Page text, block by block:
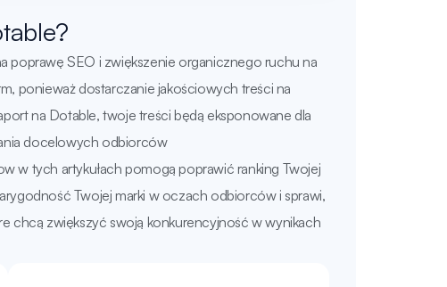
poprawę SEO i zwiększenie organicznego ruchu na
ponieważ dostarczanie jakościowych treści na
na Dotable, twoje treści będą eksponowane dla
docelowych odbiorców
w tych artykułach pomogą poprawić ranking Twojej
Twojej marki w oczach odbiorców i sprawi,
chcą zwiększyć swoją konkurencyjność w wynikach